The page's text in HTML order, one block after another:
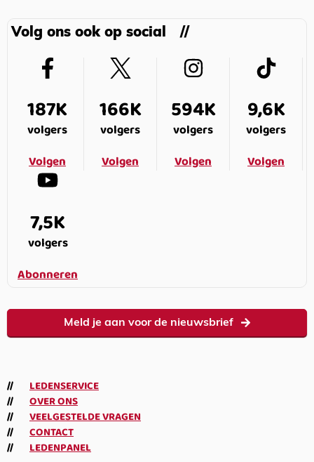
Volg ons ook op social
187K
volgers
Volgen
166K
volgers
Volgen
594K
volgers
Volgen
9,6K
volgers
Volgen
7,5K
volgers
Abonneren
Meld je aan voor de nieuwsbrief
LEDENSERVICE
OVER ONS
VEELGESTELDE VRAGEN
CONTACT
LEDENPANEL